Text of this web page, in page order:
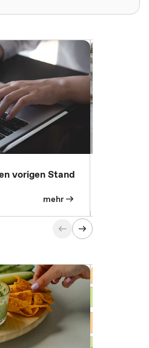
vorigen Stand
mehr